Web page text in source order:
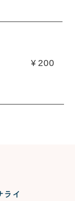
¥ 200
ライ